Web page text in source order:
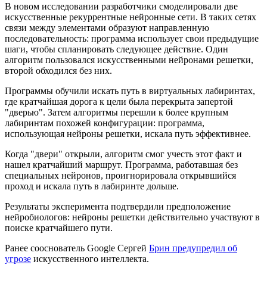
В новом исследовании разработчики смоделировали две
искусственные рекуррентные нейронные сети. В таких сетях
связи между элементами образуют направленную
последовательность: программа использует свои предыдущие
шаги, чтобы спланировать следующее действие. Один
алгоритм пользовался искусственными нейронами решетки,
второй обходился без них.
Программы обучили искать путь в виртуальных лабиринтах,
где кратчайшая дорога к цели была перекрыта запертой
"дверью". Затем алгоритмы перешли к более крупным
лабиринтам похожей конфигурации: программа,
использующая нейроны решетки, искала путь эффективнее.
Когда "двери" открыли, алгоритм смог учесть этот факт и
нашел кратчайший маршрут. Программа, работавшая без
специальных нейронов, проигнорировала открывшийся
проход и искала путь в лабиринте дольше.
Результаты эксперимента подтвердили предположение
нейробиологов: нейроны решетки действительно участвуют в
поиске кратчайшего пути.
Ранее сооснователь Google Сергей Брин предупредил об
угрозе искусственного интеллекта.